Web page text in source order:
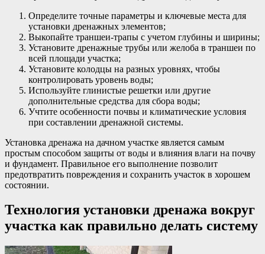
Определите точные параметры и ключевые места для
установки дренажных элементов;
Выкопайте траншеи-трапы с учетом глубины и ширины;
Установите дренажные трубы или желоба в траншеи по
всей площади участка;
Установите колодцы на разных уровнях, чтобы
контролировать уровень воды;
Используйте глинистые решетки или другие
дополнительные средства для сбора воды;
Учтите особенности почвы и климатические условия
при составлении дренажной системы.
Установка дренажа на дачном участке является самым
простым способом защиты от воды и влияния влаги на почву
и фундамент. Правильное его выполнение позволит
предотвратить повреждения и сохранить участок в хорошем
состоянии.
Технология установки дренажа вокруг
участка как правильно делать систему